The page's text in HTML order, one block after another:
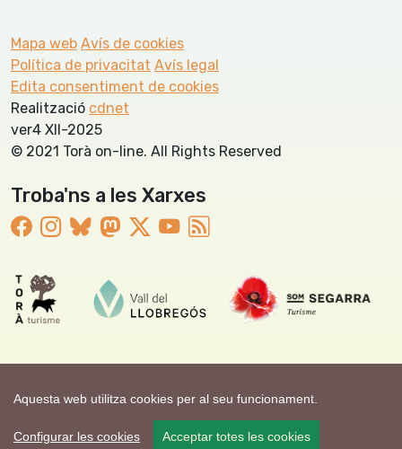
Aquesta web utilitza cookies per al seu funcionament.
Configurar les cookies Acceptar totes les cookies
Mapa web Avís de cookies
Política de privacitat Avís legal
Edita consentiment de cookies
Realització cdnet
ver4 XII-2025
© 2021 Torà on-line. All Rights Reserved
Troba'ns a les Xarxes